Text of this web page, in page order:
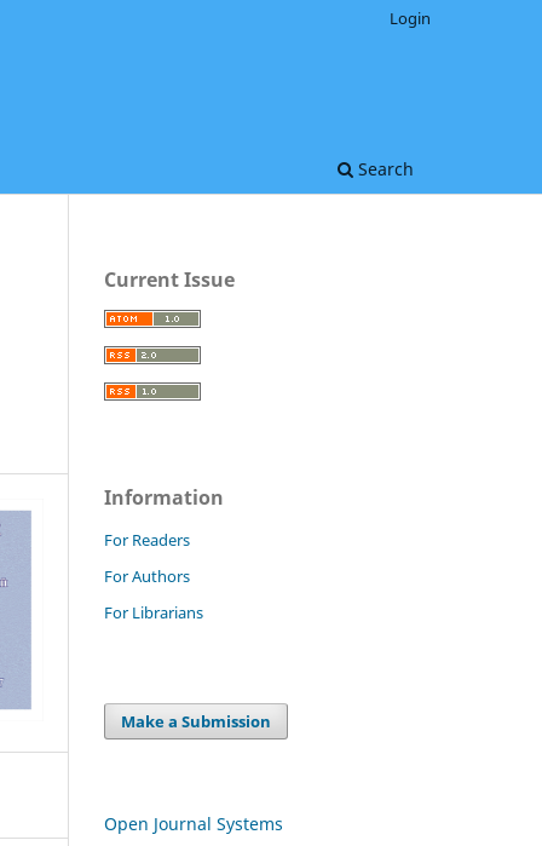
Search
Login
Current Issue
Information
For Readers
For Authors
For Librarians
Make a Submission
Open Journal Systems